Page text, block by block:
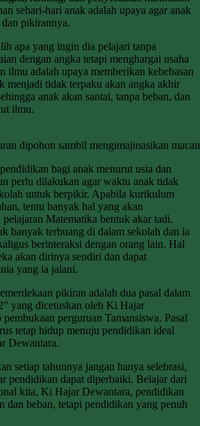
sehari-hari anak adalah upaya agar anak
pikirannya.
apa yang ingin dia pelajari tanpa
dengan angka tetapi menghargai usaha
ilmu adalah upaya memberikan kebebasan
menjadi tidak terpaku akan angka akhir
anak akan santai, tanpa beban, dan
ilmu.
dipohon sambil mengimajinasikan
bagi anak menurut usia dan
perlu dilakukan agar waktu anak tidak
untuk berpikir. Apabila kurikulum
tentu banyak hal yang akan
Matematika bentuk akar tadi.
banyak terbuang di dalam sekolah dan ia
berinteraksi dengan orang lain. Hal
akan dirinya sendiri dan dapat
yang ia jalani.
pikiran adalah dua pasal dalam
yang dicetuskan oleh Ki Hajar
perguruan Tamansiswa. Pasal
tetap hidup menuju pendidikan ideal
Dewantara.
setiap tahunnya jangan hanya selebrasi,
pendidikan dapat diperbaiki. Belajar dari
kita, Ki Hajar Dewantara, pendidikan
dan beban, tetapi pendidikan yang penuh